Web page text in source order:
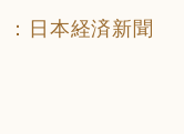
日本経済新聞